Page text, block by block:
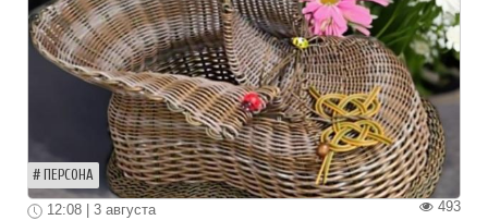
ПЕРСОНА
493
12:08 | 3 августа